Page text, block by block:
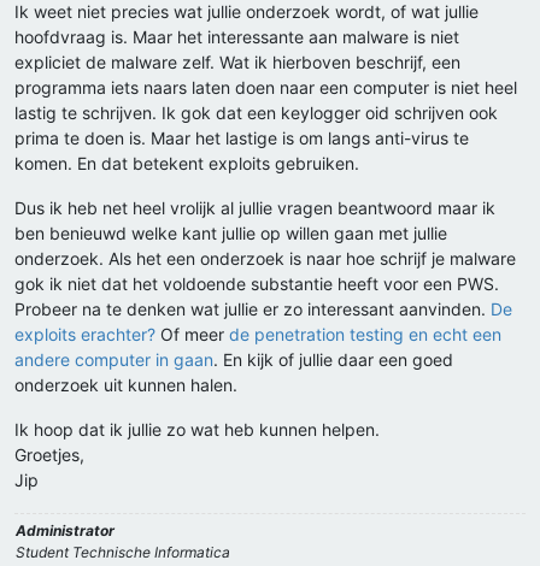
Ik weet niet precies wat jullie onderzoek wordt, of wat jullie
hoofdvraag is. Maar het interessante aan malware is niet
expliciet de malware zelf. Wat ik hierboven beschrijf, een
programma iets naars laten doen naar een computer is niet heel
lastig te schrijven. Ik gok dat een keylogger oid schrijven ook
prima te doen is. Maar het lastige is om langs anti-virus te
komen. En dat betekent exploits gebruiken.
Dus ik heb net heel vrolijk al jullie vragen beantwoord maar ik
ben benieuwd welke kant jullie op willen gaan met jullie
onderzoek. Als het een onderzoek is naar hoe schrijf je malware
gok ik niet dat het voldoende substantie heeft voor een PWS.
Probeer na te denken wat jullie er zo interessant aanvinden. De
exploits erachter? Of meer de penetration testing en echt een
andere computer in gaan. En kijk of jullie daar een goed
onderzoek uit kunnen halen.
Ik hoop dat ik jullie zo wat heb kunnen helpen.
Groetjes,
Jip
Administrator
Student Technische Informatica